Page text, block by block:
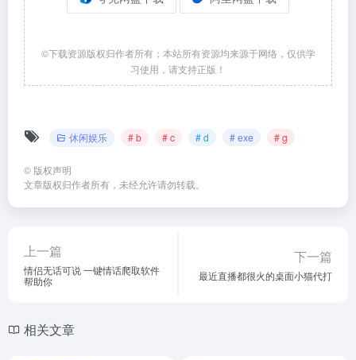
©下载资源版权归作者所有；本站所有资源均来源于网络，仅供学
习使用，请支持正版！
休闲娱乐 # b # c # d # exe # g
© 版权声明
文章版权归作者所有，未经允许请勿转载。
上一篇
情侣无话可说 一键情话爬取软件
帮助你
下一篇
最近直播都很火的桌面小猫代打
相关文章